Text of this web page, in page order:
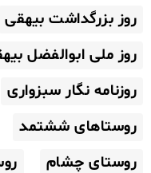
روز بزرگداشت بیهقی
روز ملی ابوالفضل
روزنامه نگار سبزواری
روستاهای ششتمد
روستای چشام